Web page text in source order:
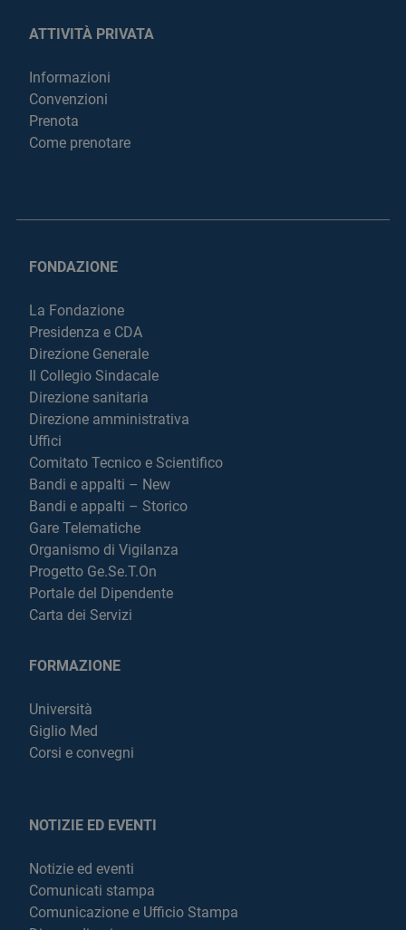
ATTIVITÀ PRIVATA
Informazioni
Convenzioni
Prenota
Come prenotare
FONDAZIONE
La Fondazione
Presidenza e CDA
Direzione Generale
Il Collegio Sindacale
Direzione sanitaria
Direzione amministrativa
Uffici
Comitato Tecnico e Scientifico
Bandi e appalti – New
Bandi e appalti – Storico
Gare Telematiche
Organismo di Vigilanza
Progetto Ge.Se.T.On
Portale del Dipendente
Carta dei Servizi
FORMAZIONE
Università
Giglio Med
Corsi e convegni
NOTIZIE ED EVENTI
Notizie ed eventi
Comunicati stampa
Comunicazione e Ufficio Stampa